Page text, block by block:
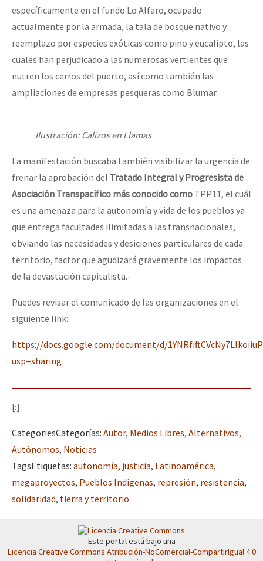
específicamente en el fundo Lo Alfaro, ocupado
actualmente por la armada, la tala de bosque nativo y
reemplazo por especies exóticas como pino y eucalipto, las
cuales han perjudicado a las numerosas vertientes que
nutren los cerros del puerto, así como también las
ampliaciones de empresas pesqueras como Blumar.
Ilustración: Calizos en Llamas
La manifestación buscaba también visibilizar la urgencia de
frenar la aprobación del Tratado Integral y Progresista de
Asociación Transpacífico más conocido como TPP11, el cuál
es una amenaza para la autonomía y vida de los pueblos ya
que entrega facultades ilimitadas a las transnacionales,
obviando las necesidades y desiciones particulares de cada
territorio, factor que agudizará gravemente los impactos
de la devastación capitalista.-
Puedes revisar el comunicado de las organizaciones en el
siguiente link:
https://docs.google.com/document/d/
usp=sharing
[:]
CategoriesCategorías: Autor, Medios Libres, Alternativos,
Autónomos, Noticias
TagsEtiquetas: autonomía, justicia, Latinoamérica,
megaproyectos, Pueblos Indígenas, represión, resistencia,
solidaridad, tierra y territorio
Este portal está bajo una
Licencia Creative Commons Atribución-NoComercial-CompartirIgual 4.0